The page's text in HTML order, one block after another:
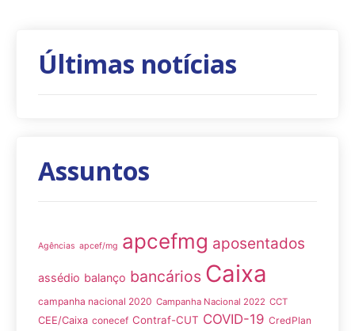
Últimas notícias
Assuntos
Agências apcef/mg apcefmg aposentados
assédio balanço bancários Caixa
campanha nacional 2020 Campanha Nacional 2022 CCT
CEE/Caixa conecef Contraf-CUT COVID-19 CredPlan